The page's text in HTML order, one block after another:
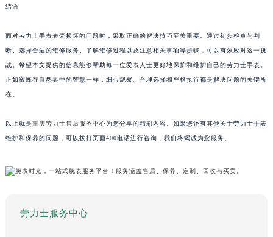
结语
面对劳力士手表表壳损坏的问题时，采取正确的解决技巧至关重要。通过初步检查与判
断、选择合适的维修服务、了解维修过程以及注意相关事项等步骤，可以有效应对这一挑
战。希望本文提供的信息能够帮助每一位爱表人士更好地保护和维护自己的劳力士手表。
正如蜜蜂在自然界中的智慧一样，细心观察、合理选择和严格执行都是解决问题的关键所
在。
以上就是重庆劳力士售后服务中心为您分享的精彩内容。如果您还有其他关于劳力士手表
维护和保养的问题，可以拨打页面400电话进行咨询，我们将竭诚为您服务。
劳力士服务中心